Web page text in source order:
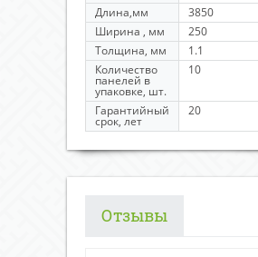
Длина,мм
3850
Ширина , мм
250
Толщина, мм
1.1
Количество
панелей в
упаковке, шт.
10
Гарантийный
срок, лет
20
Отзывы